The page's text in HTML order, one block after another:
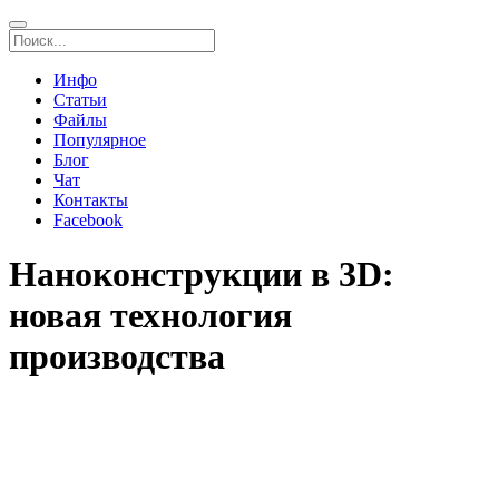
Инфо
Статьи
Файлы
Популярное
Блог
Чат
Контакты
Facebook
Наноконструкции в 3D:
новая технология
производства